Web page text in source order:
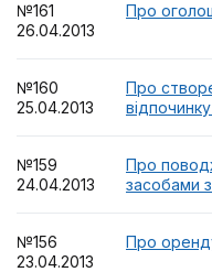
№161
26.04.2013
Про
№160
25.04.2013
Про
№159
24.04.2013
Про
засобами
№156
23.04.2013
Про